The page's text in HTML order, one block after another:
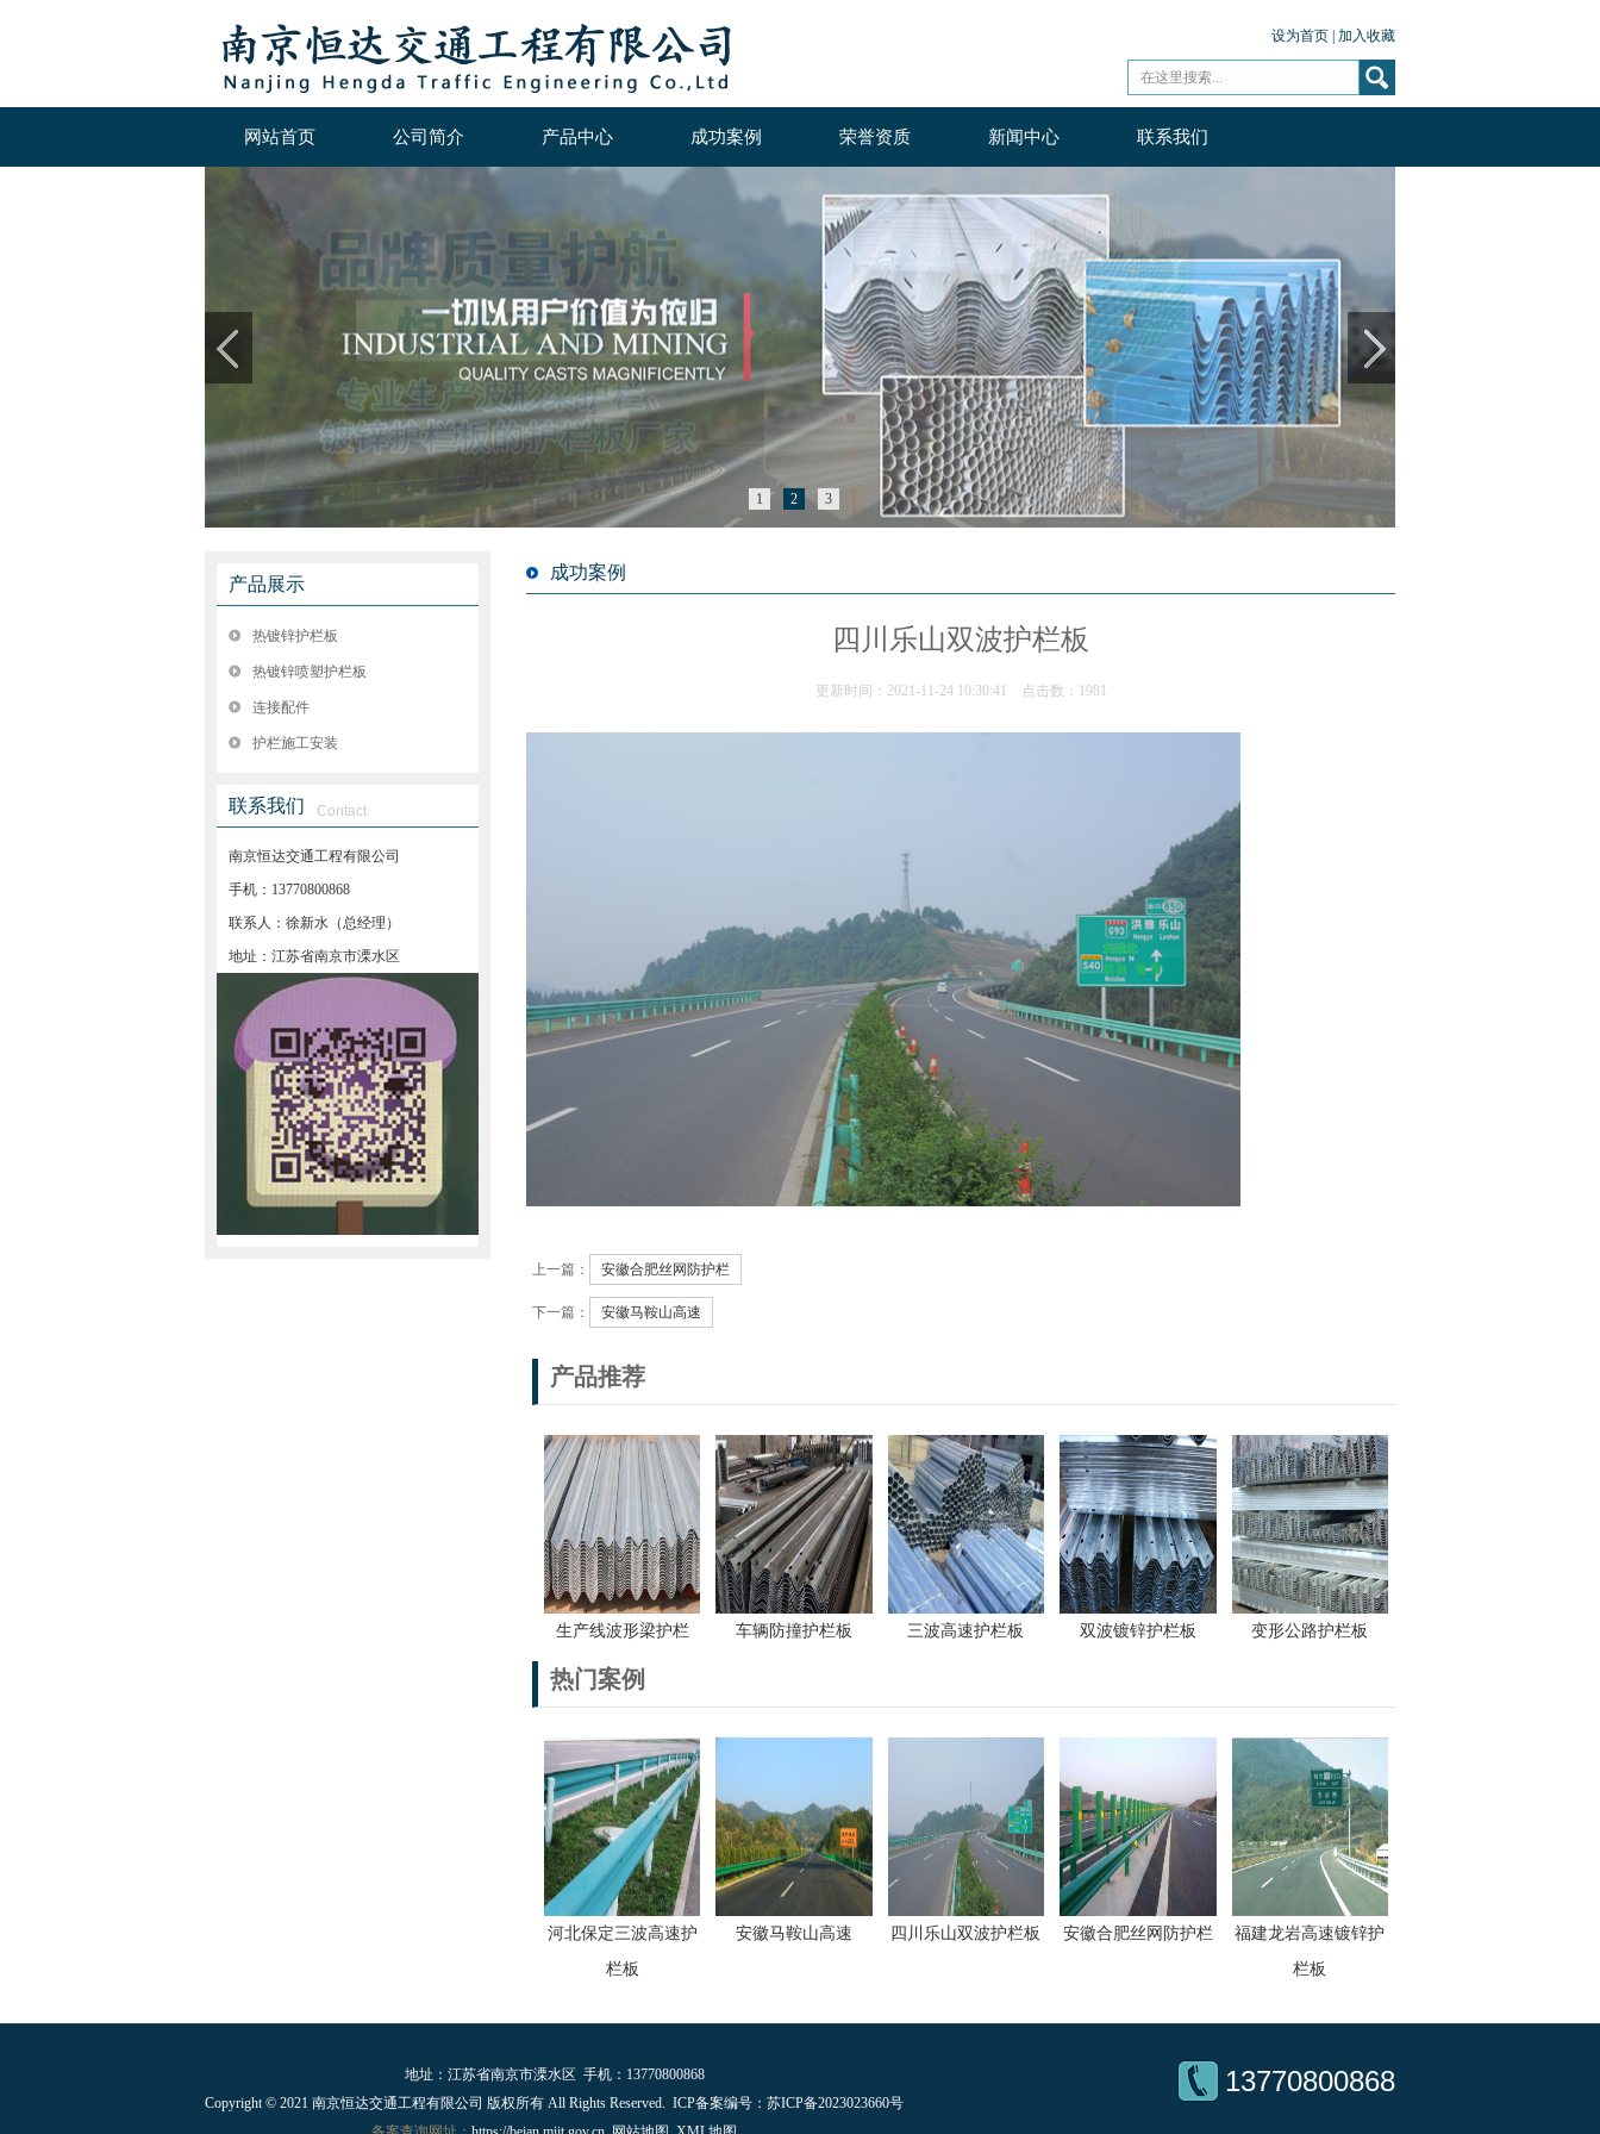
设为首页 加入收藏
网站首页 公司简介 产品中心 成功案例 荣誉资质 新闻中心 联系我们
1 2 3
产品展示
热镀锌护栏板
热镀锌喷塑护栏板
连接配件
护栏施工安装
联系我们 Contact
南京恒达交通工程有限公司
手机：13770800868
联系人：徐新水（总经理）
地址：江苏省南京市溧水区
成功案例
四川乐山双波护栏板
更新时间：2021-11-24 10:30:41 点击数：1981
上一篇： 安徽合肥丝网防护栏
下一篇： 安徽马鞍山高速
产品推荐
生产线波形梁护栏 车辆防撞护栏板 三波高速护栏板 双波镀锌护栏板 变形公路护栏板
热门案例
河北保定三波高速护
栏板
安徽马鞍山高速 四川乐山双波护栏板 安徽合肥丝网防护栏
福建龙岩高速镀锌护
栏板
地址：江苏省南京市溧水区 手机：13770800868
Copyright © 2021 南京恒达交通工程有限公司 版权所有 All Rights Reserved. ICP备案编号：苏ICP备2023023660号
13770800868